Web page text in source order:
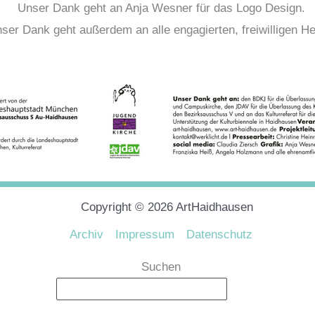
Unser Dank geht an Anja Wesner für das Logo Design.
Dank geht außerdem an alle engagierten, freiwilligen
Copyright © 2026 ArtHaidhausen
Archiv Impressum Datenschutz
Suchen